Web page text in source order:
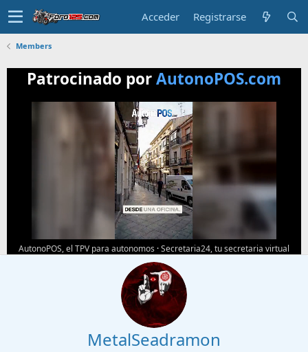
Acceder Registrarse
Members
Patrocinado porAutonoPOS.com
AutonoPOS, el TPV para autonomos ·Secretaria24, tu secretaria virtual
MetalSeadramon